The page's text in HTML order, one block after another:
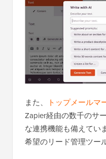
また、 トップメールマ
Zapier経由の数千のサ
な連携機能も備えてい
希望のリード管理ツー